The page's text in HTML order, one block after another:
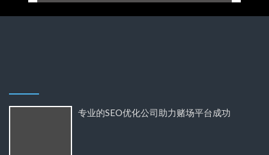
专业的SEO优化公司助力赌场平台成功